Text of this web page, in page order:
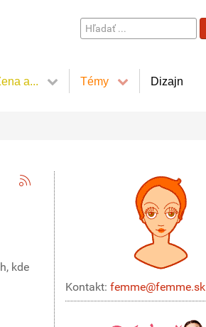
Hľadať
...
a... Témy Dizajn
kde
Kontakt: femme@femme.sk